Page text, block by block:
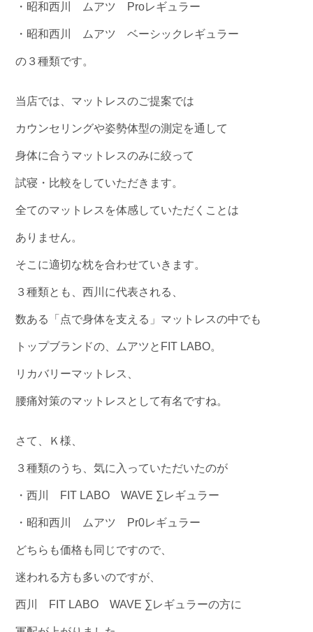
・昭和西川 ムアツ Proレギュラー
・昭和西川 ムアツ ベーシックレギュラー
の３種類です。
当店では、マットレスのご提案では
カウンセリングや姿勢体型の測定を通して
身体に合うマットレスのみに絞って
試寝・比較をしていただきます。
全てのマットレスを体感していただくことは
ありません。
そこに適切な枕を合わせていきます。
３種類とも、西川に代表される、
数ある「点で身体を支える」マットレスの中でも
トップブランドの、ムアツとFIT LABO。
リカバリーマットレス、
腰痛対策のマットレスとして有名ですね。
さて、Ｋ様、
３種類のうち、気に入っていただいたのが
・西川 FIT LABO WAVE ∑レギュラー
・昭和西川 ムアツ Pr0レギュラー
どちらも価格も同じですので、
迷われる方も多いのですが、
西川 FIT LABO WAVE ∑レギュラーの方に